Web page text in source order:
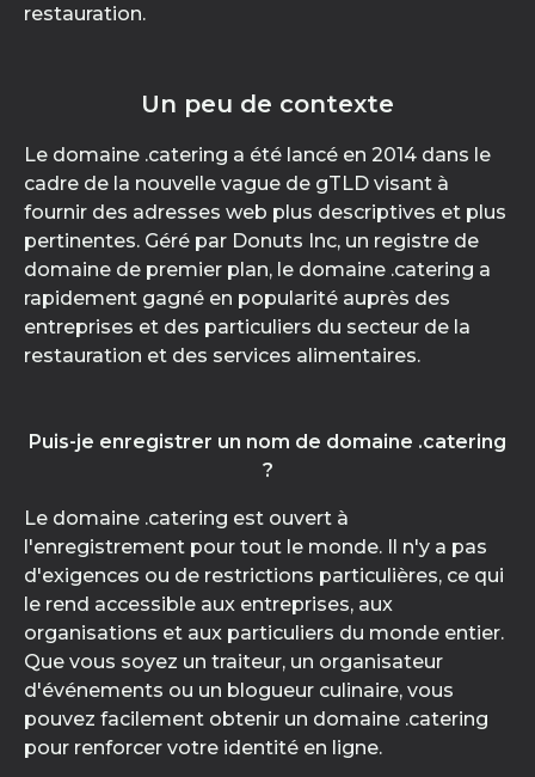
restauration.
Un peu de contexte
Le domaine .catering a été lancé en 2014 dans le
cadre de la nouvelle vague de gTLD visant à
fournir des adresses web plus descriptives et plus
pertinentes. Géré par Donuts Inc, un registre de
domaine de premier plan, le domaine .catering a
rapidement gagné en popularité auprès des
entreprises et des particuliers du secteur de la
restauration et des services alimentaires.
Puis-je enregistrer un nom de domaine .catering
?
Le domaine .catering est ouvert à
l'enregistrement pour tout le monde. Il n'y a pas
d'exigences ou de restrictions particulières, ce qui
le rend accessible aux entreprises, aux
organisations et aux particuliers du monde entier.
Que vous soyez un traiteur, un organisateur
d'événements ou un blogueur culinaire, vous
pouvez facilement obtenir un domaine .catering
pour renforcer votre identité en ligne.